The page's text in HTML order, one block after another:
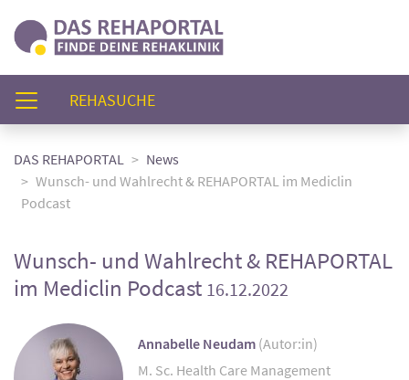
REHASUCHE(AKTUELL)
DAS REHAPORTAL
News
Wunsch- und Wahlrecht & REHAPORTAL im Mediclin
Podcast
Wunsch- und Wahlrecht & REHAPORTAL
im Mediclin Podcast 16.12.2022
Annabelle Neudam (Autor:in)
M. Sc. Health Care Management